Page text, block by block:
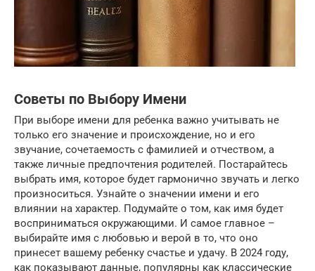
Советы по Выбору Имени
При выборе имени для ребенка важно учитывать не
только его значение и происхождение, но и его
звучание, сочетаемость с фамилией и отчеством, а
также личные предпочтения родителей. Постарайтесь
выбрать имя, которое будет гармонично звучать и легко
произноситься. Узнайте о значении имени и его
влиянии на характер. Подумайте о том, как имя будет
восприниматься окружающими. И самое главное –
выбирайте имя с любовью и верой в то, что оно
принесет вашему ребенку счастье и удачу. В 2024 году,
как показывают данные, популярны как классические